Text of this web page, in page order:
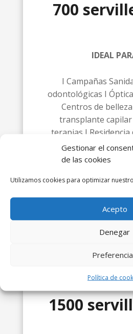
Gestionar el
de las cookies
Utilizamos cookies para optimizar
Acepto
Denegar
Política de
700
IDEAL
I Campañas
odontológicas I
Centros de
transplante
terapias I Residencia
Farmacias I
Circuito
1500